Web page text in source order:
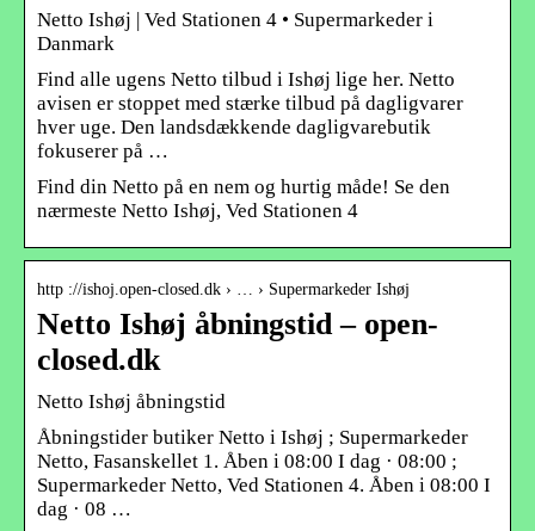
Netto Ishøj | Ved Stationen 4 • Supermarkeder i
Danmark
Find alle ugens Netto tilbud i Ishøj lige her. Netto
avisen er stoppet med stærke tilbud på dagligvarer
hver uge. Den landsdækkende dagligvarebutik
fokuserer på …
Find din Netto på en nem og hurtig måde! Se den
nærmeste Netto Ishøj, Ved Stationen 4
http ://ishoj.open-closed.dk › … › Supermarkeder Ishøj
Netto Ishøj åbningstid – open-
closed.dk
Netto Ishøj åbningstid
Åbningstider butiker Netto i Ishøj ; Supermarkeder
Netto, Fasanskellet 1. Åben i 08:00 I dag · 08:00 ;
Supermarkeder Netto, Ved Stationen 4. Åben i 08:00 I
dag · 08 …